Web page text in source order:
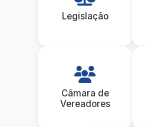
Legislação
Câmara de
Vereadores